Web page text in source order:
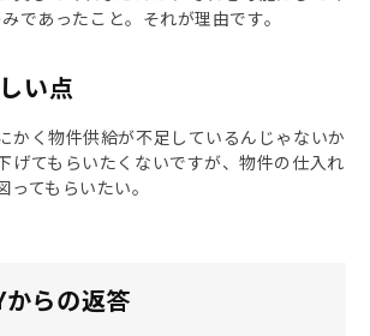
であったこと。それが理由です。
い点
かく物件供給が不足しているんじゃないか
げてもらいたくないですが、物件の仕入れ
てもらいたい。
からの返答